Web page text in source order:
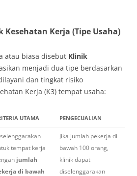
Kerja (Tipe Usaha)
atau biasa disebut Klinik
menjadi dua tipe berdasarkan
dan tingkat risiko
Kerja (K3) tempat usaha:
UTAMA PENGECUALIAN
tempat kerja
jumlah
di bawah
Jika jumlah pekerja di
bawah 100 orang,
klinik dapat
diselenggarakan